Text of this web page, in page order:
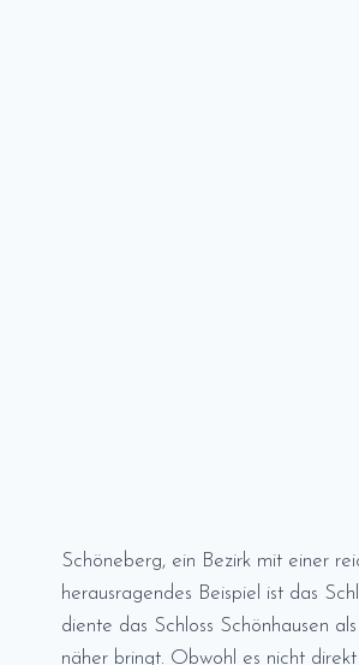
Schöneberg, ein Bezirk mit einer
herausragendes Beispiel ist das
diente das Schloss Schönhausen
näher bringt. Obwohl es nicht